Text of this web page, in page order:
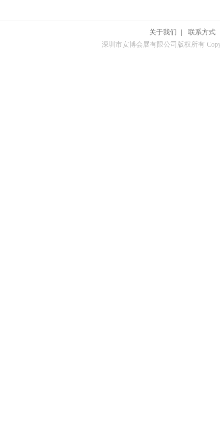
关于我们 |联系方式
深圳市安博会展有限公司版权所有